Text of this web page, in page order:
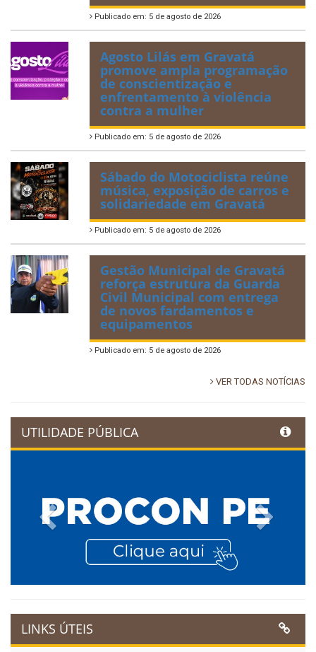
Publicado em: 5 de agosto de 2026
Agosto Lilás em Gravatá
promove ampla programação
de conscientização e
enfrentamento à violência
contra a mulher
Publicado em: 5 de agosto de 2026
Sábado do Motociclista reúne
música, exposição de carros e
solidariedade em Gravatá
Publicado em: 5 de agosto de 2026
Gestão Municipal de Gravatá
reforça estrutura da Guarda
Civil Municipal com entrega
de novos fardamentos e
equipamentos
Publicado em: 5 de agosto de 2026
VER TODAS NOTÍCIAS
UTILIDADE PÚBLICA
Previous
LINKS ÚTEIS